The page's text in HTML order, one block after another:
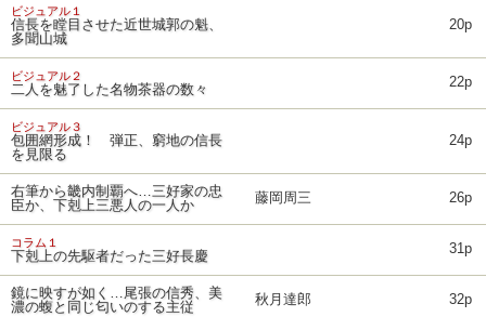
ビジュアル１
信長を瞠目させた近世城郭の魁、
多聞山城
20p
ビジュアル２
二人を魅了した名物茶器の数々 22p
ビジュアル３
包囲網形成！ 弾正、窮地の信長
を見限る
24p
右筆から畿内制覇へ…三好家の忠
臣か、下剋上三悪人の一人か
藤岡周三 26p
コラム１
下剋上の先駆者だった三好長慶 31p
鏡に映すが如く…尾張の信秀、美
濃の蝮と同じ匂いのする主従
秋月達郎 32p